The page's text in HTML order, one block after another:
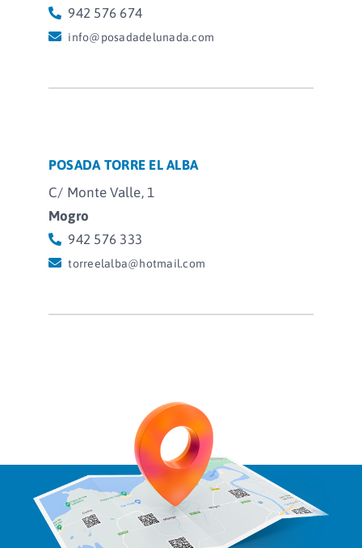
942 576 674
info@posadadelunada.com
POSADA TORRE EL ALBA
C/ Monte Valle, 1
Mogro
942 576 333
torreelalba@hotmail.com